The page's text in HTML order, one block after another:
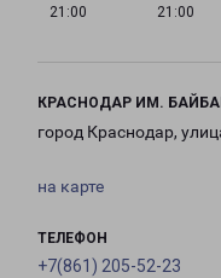
21:00
21:00
КРАСНОДАР ИМ.
город Краснодар,
на карте
ТЕЛЕФОН
+7(861) 205-52-23